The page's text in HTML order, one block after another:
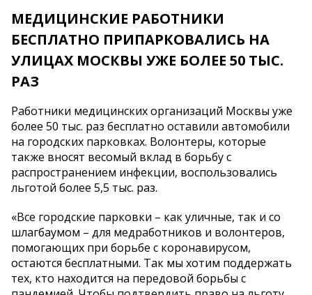
МЕДИЦИНСКИЕ РАБОТНИКИ
БЕСПЛАТНО ПРИПАРКОВАЛИСЬ НА
УЛИЦАХ МОСКВЫ УЖЕ БОЛЕЕ 50 ТЫС.
РАЗ
Работники медицинских организаций Москвы уже
более 50 тыс. раз бесплатно оставили автомобили
на городских парковках. Волонтеры, которые
также вносят весомый вклад в борьбу с
распространением инфекции, воспользовались
льготой более 5,5 тыс. раз.
«Все городские парковки – как уличные, так и со
шлагбаумом – для медработников и волонтеров,
помогающих при борьбе с коронавирусом,
остаются бесплатными. Так мы хотим поддержать
тех, кто находится на передовой борьбы с